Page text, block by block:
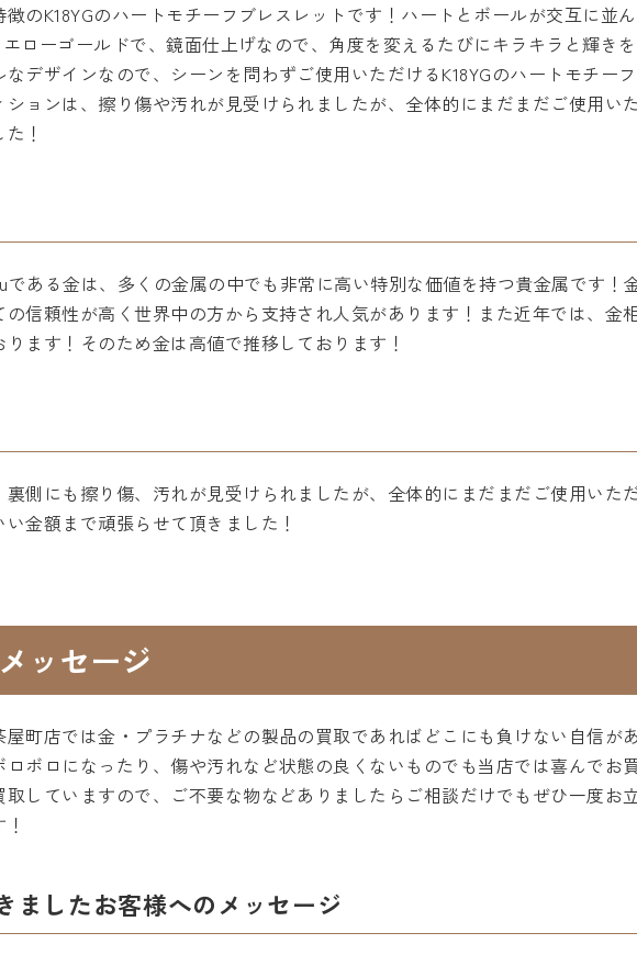
のK18YGのハートモチーフブレスレットです！ハートとボールが交互に並
エローゴールドで、鏡面仕上げなので、角度を変えるたびにキラキラと輝き
なデザインなので、シーンを問わずご使用いただけるK18YGのハートモチー
ションは、擦り傷や汚れが見受けられましたが、全体的にまだまだご使用い
！
である金は、多くの金属の中でも非常に高い特別な価値を持つ貴金属です
の信頼性が高く世界中の方から支持され人気があります！また近年では、金
ます！そのため金は高値で推移しております！
側にも擦り傷、汚れが見受けられましたが、全体的にまだまだご使用いた
金額まで頑張らせて頂きました！
ッセージ
屋町店では金・プラチナなどの製品の買取であればどこにも負けない自信が
ロボロになったり、傷や汚れなど状態の良くないものでも当店では喜んでお
取していますので、ご不要な物などありましたらご相談だけでもぜひ一度お
ましたお客様へのメッセージ